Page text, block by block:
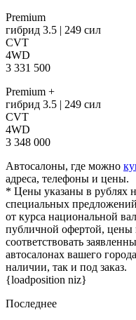
Premium
гибрид 3.5 | 249 сил
CVT
4WD
3 331 500
Premium +
гибрид 3.5 | 249 сил
CVT
4WD
3 348 000
Автосалоны, где можно
адреса, телефоны и цены.
* Цены указаны в рублях
специальных
от курса национальной
публичной офертой, цены
соответствовать
автосалонах вашего
наличии, так и под заказ.
{loadposition niz}
Последнее